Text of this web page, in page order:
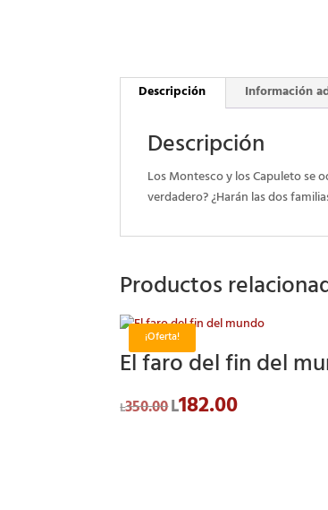
Descripción Información
Descripción
Los Montesco y los Capuleto se
verdadero? ¿Harán las dos
Productos
¡Oferta!
El faro del fin del
L350.00El
precio
L182.00El